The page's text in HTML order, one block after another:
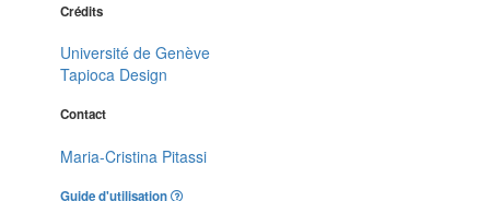
Crédits
Université de Genève
Tapioca Design
Contact
Maria-Cristina Pitassi
Guide d'utilisation